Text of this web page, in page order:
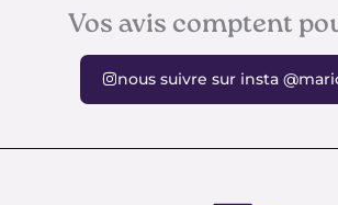
Vos avis comptent
nous suivre sur insta